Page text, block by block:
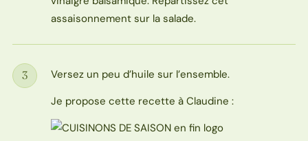
assaisonnement sur la salade.
Étape
3
Versez un peu d’huile sur l’ensemble.
Je propose cette recette à Claudine :